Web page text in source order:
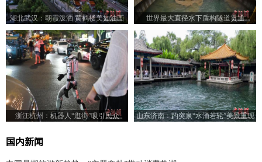
湖北武汉：朝霞泼洒 黄鹤楼美如油画 世界最大直径水下盾构隧道贯通
浙江杭州：机器人“逛街”吸引民众 山东济南：趵突泉“水涌若轮”美景重现
国内新闻